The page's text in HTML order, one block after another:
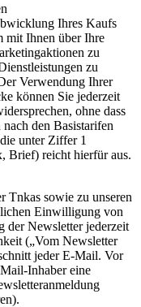
Ihres Kaufs
mit Ihnen über Ihre
zu
zu
Verwendung Ihrer
können Sie jederzeit
ohne dass
den Basistarifen
unter Ziffer 1
Brief) reicht hierfür aus.
Tnkas sowie zu unseren
Einwilligung von
der Newsletter jederzeit
(„Vom Newsletter
jeder E-Mail. Vor
Inhaber eine